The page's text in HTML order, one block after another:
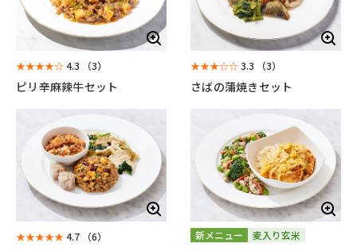
★★★★☆4.3 （3）
ピリ辛麻辣牛セット
★★★☆☆3.3 （3）
さばの蒲焼きセット
★★★★★4.7 （6） 新メニュー
麦入り玄米